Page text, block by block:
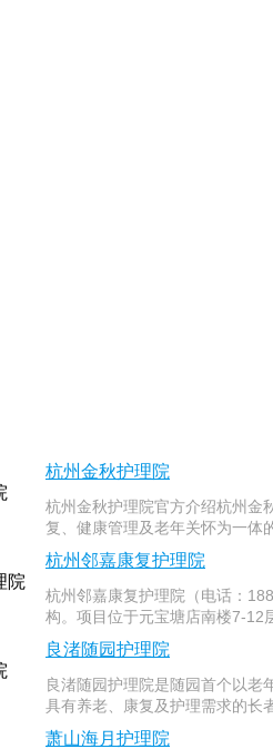
杭州金秋护理院
杭州金秋护理院官方介绍杭州金
复、健康管理及老年关怀为一体
杭州邻嘉康复护理院
杭州邻嘉康复护理院（电话：
构。项目位于元宝塘店南楼7-12
良渚随园护理院
良渚随园护理院是随园首个以老
具有养老、康复及护理需求的长
萧山海月护理院